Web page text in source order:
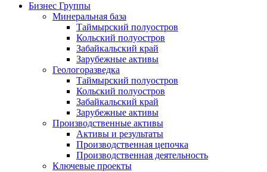
Бизнес Группы
Минеральная база
Таймырский полуостров
Кольский полуостров
Забайкальский край
Зарубежные активы
Геологоразведка
Таймырский полуостров
Кольский полуостров
Забайкальский край
Зарубежные активы
Производственные активы
Активы и результаты
Производственная цепочка
Производственная деятельность
Ключевые проекты